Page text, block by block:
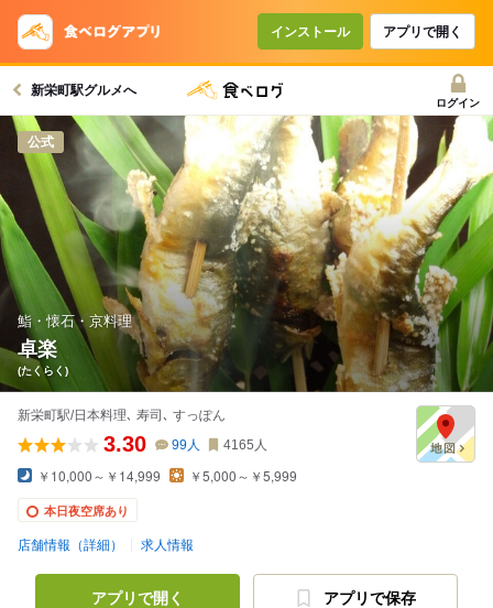
インストール アプリで開く
新栄町駅グルメへ
ログイン
公式
鮨・懐石・京料理
卓楽
(たくらく)
新栄町駅/日本料理､ 寿司､ すっぽん
3.30 99人 4165 人
￥10,000～￥14,999 ￥5,000～￥5,999
本日夜空席あり
店舗情報（詳細） 求人情報
アプリで開く アプリで保存
コースで使えるクーポン
戻る
クーポンを利用せず予約する